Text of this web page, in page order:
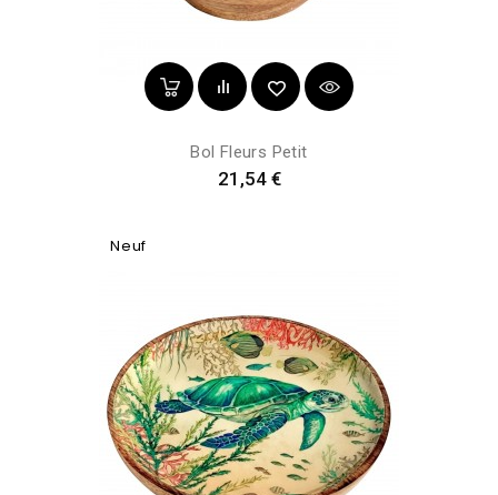
Bol Fleurs Petit
Prix
21,54 €
Neuf